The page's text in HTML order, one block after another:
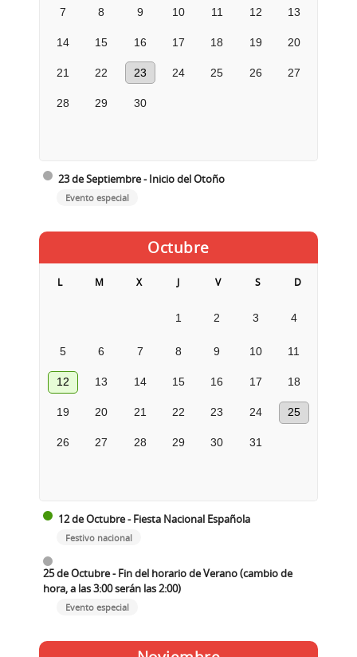
7 8 9 10 11 12 13
14 15 16 17 18 19 20
21 22 23 24 25 26 27
28 29 30
23 de Septiembre - Inicio del Otoño
Evento especial
Octubre
L M X J V S D
1 2 3 4
5 6 7 8 9 10 11
12 13 14 15 16 17 18
19 20 21 22 23 24 25
26 27 28 29 30 31
12 de Octubre - Fiesta Nacional Española
Festivo nacional
25 de Octubre - Fin del horario de Verano (cambio de
hora, a las 3:00 serán las 2:00)
Evento especial